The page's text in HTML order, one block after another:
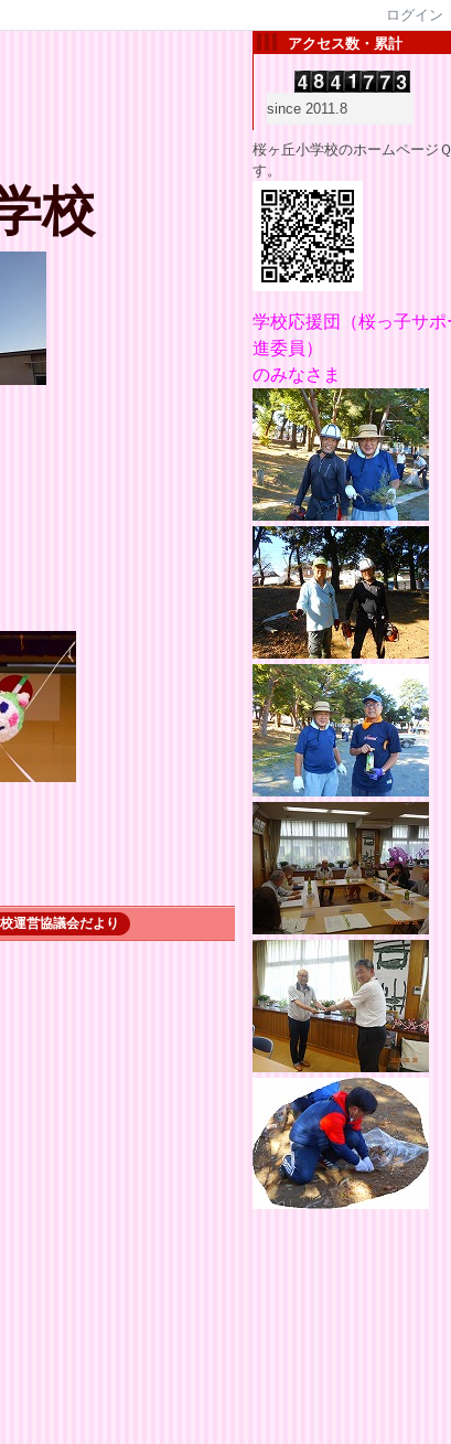
ログイン
校
運営協議会だより
アクセス数・累計
since 2011.8
桜ヶ丘小学校のホームページ
す。
学校応援団
（桜っ子サ
進委員）
のみなさま